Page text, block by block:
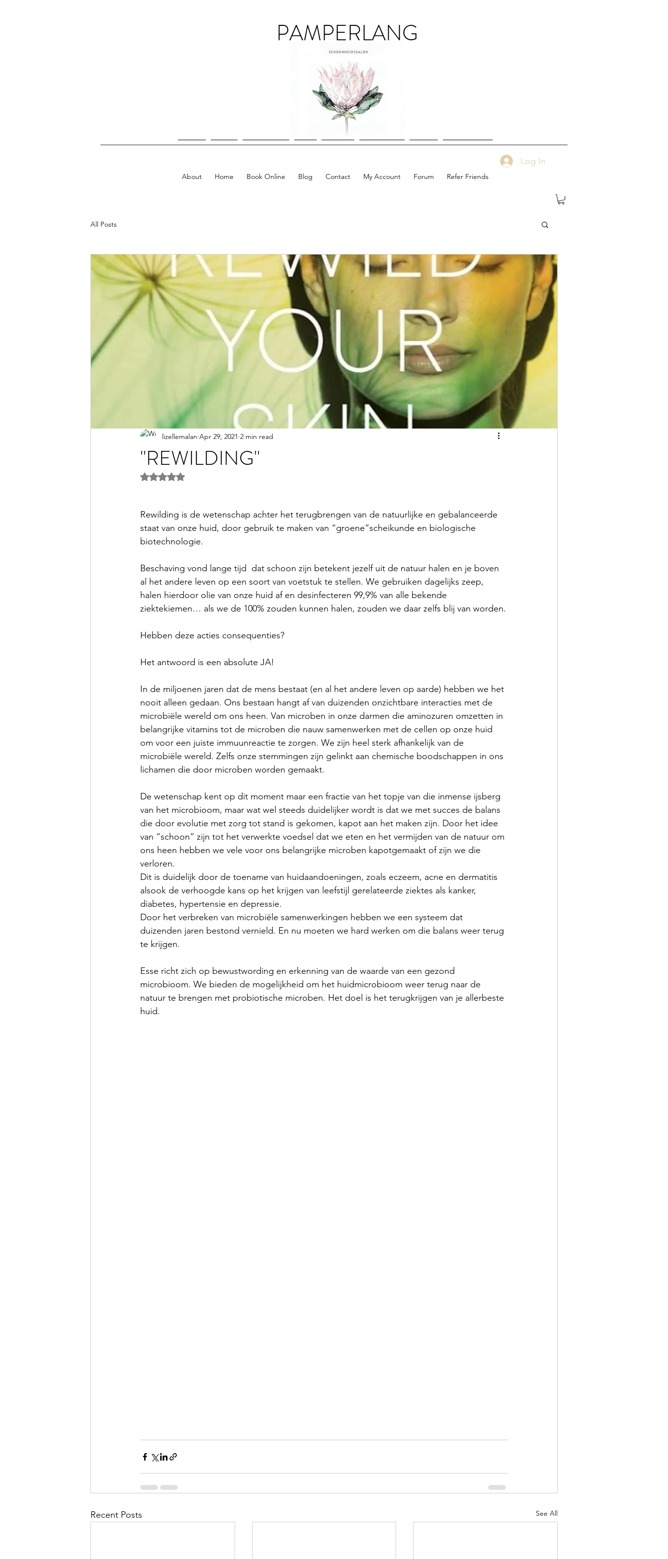
PAMPERLANG
Log In
About Home Book Online Blog Contact My Account Forum Refer Friends
All Posts
"REWILDING"
lizellemalan Apr 29, 2021 2 min read
Rated NaN out of 5 stars.
Rewilding is de wetenschap achter het terugbrengen van de natuurlijke en gebalanceerde
staat van onze huid, door gebruik te maken van “groene”scheikunde en biologische
biotechnologie.
Beschaving vond lange tijd  dat schoon zijn betekent jezelf uit de natuur halen en je boven
al het andere leven op een soort van voetstuk te stellen. We gebruiken dagelijks zeep,
halen hierdoor olie van onze huid af en desinfecteren 99,9% van alle bekende
ziektekiemen… als we de 100% zouden kunnen halen, zouden we daar zelfs blij van worden.
Hebben deze acties consequenties?
Het antwoord is een absolute JA!
In de miljoenen jaren dat de mens bestaat (en al het andere leven op aarde) hebben we het
nooit alleen gedaan. Ons bestaan hangt af van duizenden onzichtbare interacties met de
microbiële wereld om ons heen. Van microben in onze darmen die aminozuren omzetten in
belangrijke vitamins tot de microben die nauw samenwerken met de cellen op onze huid
om voor een juiste immuunreactie te zorgen. We zijn heel sterk afhankelijk van de
microbiële wereld. Zelfs onze stemmingen zijn gelinkt aan chemische boodschappen in ons
lichamen die door microben worden gemaakt.
De wetenschap kent op dit moment maar een fractie van het topje van die inmense ijsberg
van het microbioom, maar wat wel steeds duidelijker wordt is dat we met succes de balans
die door evolutie met zorg tot stand is gekomen, kapot aan het maken zijn. Door het idee
van “schoon” zijn tot het verwerkte voedsel dat we eten en het vermijden van de natuur om
ons heen hebben we vele voor ons belangrijke microben kapotgemaakt of zijn we die
verloren.
Dit is duidelijk door de toename van huidaandoeningen, zoals eczeem, acne en dermatitis
alsook de verhoogde kans op het krijgen van leefstijl gerelateerde ziektes als kanker,
diabetes, hypertensie en depressie.
Door het verbreken van microbiële samenwerkingen hebben we een systeem dat
duizenden jaren bestond vernield. En nu moeten we hard werken om die balans weer terug
te krijgen.
Esse richt zich op bewustwording en erkenning van de waarde van een gezond
microbioom. We bieden de mogelijkheid om het huidmicrobioom weer terug naar de
natuur te brengen met probiotische microben. Het doel is het terugkrijgen van je allerbeste
huid.
Recent Posts See All